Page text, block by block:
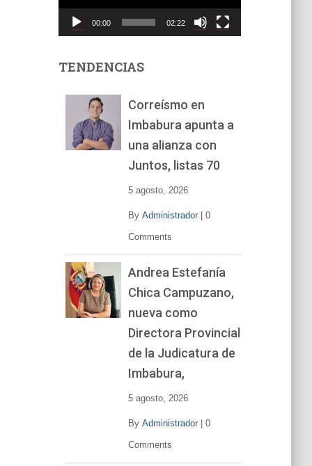
t
00:00 02:22
TENDENCIAS
Correísmo en
Imbabura apunta a
una alianza con
Juntos, listas 70
5 agosto, 2026
By Administrador| 0
Comments
Andrea Estefanía
Chica Campuzano,
nueva como
Directora Provincial
de la Judicatura de
Imbabura,
5 agosto, 2026
By Administrador| 0
Comments